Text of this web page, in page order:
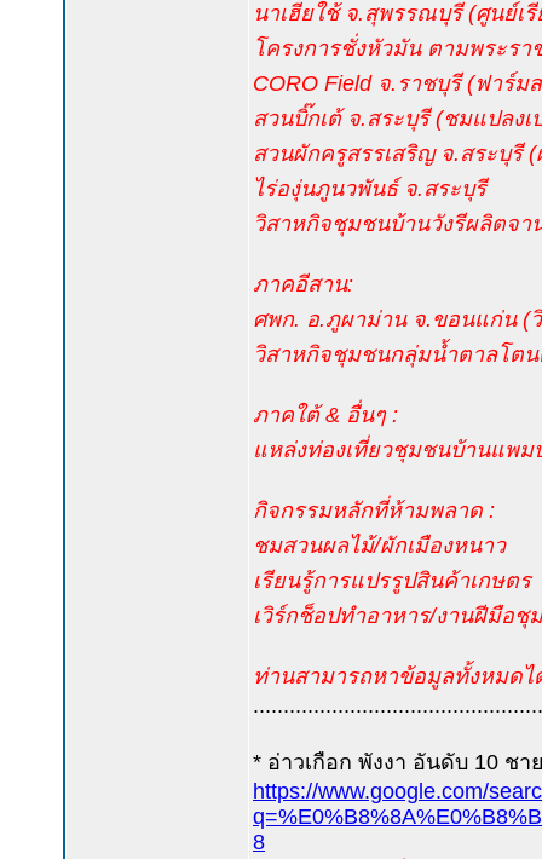
นาเฮียใช้ จ.สุพรรณบุรี (ศูนย์เ
โครงการชั่งหัวมัน ตามพระรา
CORO Field จ.ราชบุรี (ฟาร์
สวนบิ๊กเต้ จ.สระบุรี (ชมแปลง
สวนผักครูสรรเสริญ จ.สระบุรี
ไร่องุ่นภูนวพันธ์ จ.สระบุรี
วิสาหกิจชุมชนบ้านวังรีผลิตจ
ภาคอีสาน:
ศพก. อ.ภูผาม่าน จ.ขอนแก่น (
วิสาหกิจชุมชนกลุ่มน้ำตาลโต
ภาคใต้ & อื่นๆ :
แหล่งท่องเที่ยวชุมชนบ้านแพม
กิจกรรมหลักที่ห้ามพลาด :
ชมสวนผลไม้/ผักเมืองหนาว
เรียนรู้การแปรรูปสินค้าเกษตร
เวิร์กช็อปทำอาหาร/งานฝีมือชุ
ท่านสามารถหาข้อมูลทั้งหมดไ
* อ่าวเกือก พังงา อันดับ 10 ช
https://www.google.com/
8